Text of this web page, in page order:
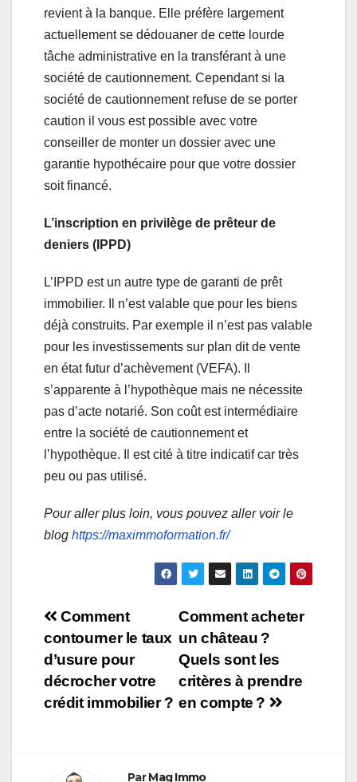
revient à la banque. Elle préfère largement
actuellement se dédouaner de cette lourde
tâche administrative en la transférant à une
société de cautionnement. Cependant si la
société de cautionnement refuse de se porter
caution il vous est possible avec votre
conseiller de monter un dossier avec une
garantie hypothécaire pour que votre dossier
soit financé.
L’inscription en privilège de prêteur de
deniers (IPPD)
L’IPPD est un autre type de garanti de prêt
immobilier. Il n’est valable que pour les biens
déjà construits. Par exemple il n’est pas valable
pour les investissements sur plan dit de vente
en état futur d’achèvement (VEFA). Il
s’apparente à l’hypothèque mais ne nécessite
pas d’acte notarié. Son coût est intermédiaire
entre la société de cautionnement et
l’hypothèque. Il est cité à titre indicatif car très
peu ou pas utilisé.
Pour aller plus loin, vous pouvez aller voir le
blog https://maximmoformation.fr/
Navigation
de
l’article
Comment acheter
un château ?
Quels sont les
critères à prendre
en compte ?
Comment
contourner le taux
d’usure pour
décrocher votre
crédit immobilier ?
ParMag Immo